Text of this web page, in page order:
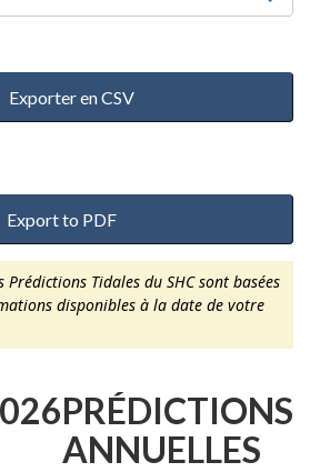
Exporter en CSV
Export to PDF
Prédictions Tidales du SHC sont basées
disponibles à la date de votre
PRÉDICTIONS
ANNUELLES